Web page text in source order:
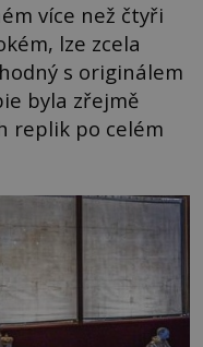
více než čtyři
lze zcela
s originálem
byla zřejmě
replik po celém